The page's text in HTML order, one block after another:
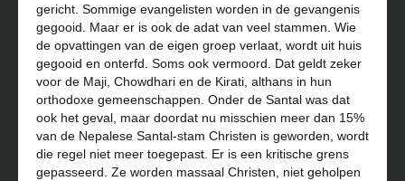
gericht. Sommige evangelisten worden in de gevangenis
gegooid. Maar er is ook de adat van veel stammen. Wie
de opvattingen van de eigen groep verlaat, wordt uit huis
gegooid en onterfd. Soms ook vermoord. Dat geldt zeker
voor de Maji, Chowdhari en de Kirati, althans in hun
orthodoxe gemeenschappen. Onder de Santal was dat
ook het geval, maar doordat nu misschien meer dan 15%
van de Nepalese Santal-stam Christen is geworden, wordt
die regel niet meer toegepast. Er is een kritische grens
gepasseerd. Ze worden massaal Christen, niet geholpen